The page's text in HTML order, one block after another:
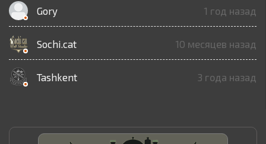
Gory 1 год назад
Sochi.cat 10 месяцев назад
Tashkent 3 года назад